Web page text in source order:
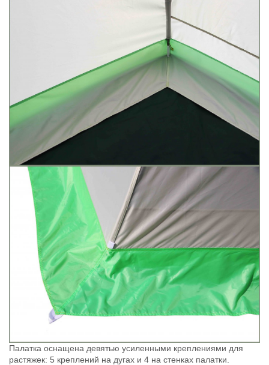
Палатка оснащена девятью усиленными креплениями для
растяжек: 5 креплений на дугах и 4 на стенках палатки.